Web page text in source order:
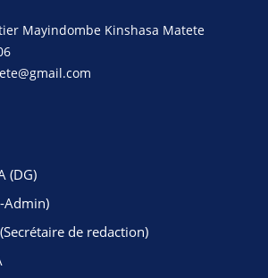
Mayindombe Kinshasa Matete
(DG)
Admin)
de redaction)